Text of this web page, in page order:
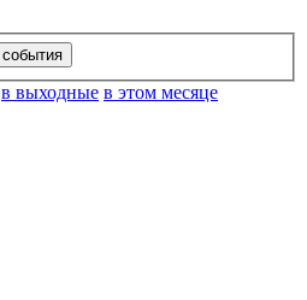
в выходные в этом месяце